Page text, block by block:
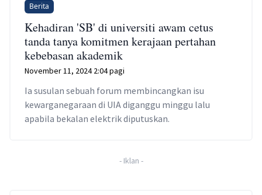
Berita
Kehadiran 'SB' di universiti awam cetus
tanda tanya komitmen kerajaan pertahan
kebebasan akademik
November 11, 2024 2:04 pagi
Ia susulan sebuah forum membincangkan isu
kewarganegaraan di UIA diganggu minggu lalu
apabila bekalan elektrik diputuskan.
- Iklan -